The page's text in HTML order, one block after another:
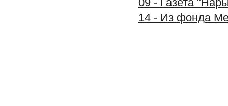
09 - Газета
14 - Из фонда